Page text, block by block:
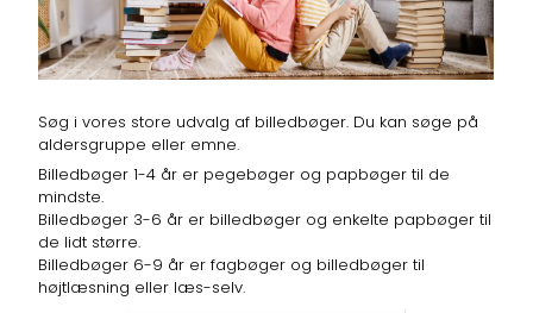
Søg i vores store udvalg af billedbøger. Du kan søge på
aldersgruppe eller emne.
Billedbøger 1-4 år er pegebøger og papbøger til de
mindste.
Billedbøger 3-6 år er billedbøger og enkelte papbøger til
de lidt større.
Billedbøger 6-9 år er fagbøger og billedbøger til
højtlæsning eller læs-selv.